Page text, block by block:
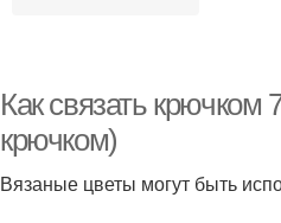
Как связать крючком
крючком)
Вязаные цветы могут быть